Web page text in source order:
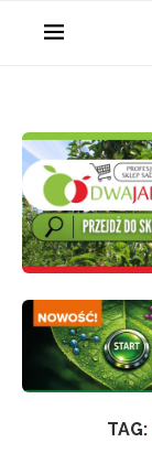
TAG: